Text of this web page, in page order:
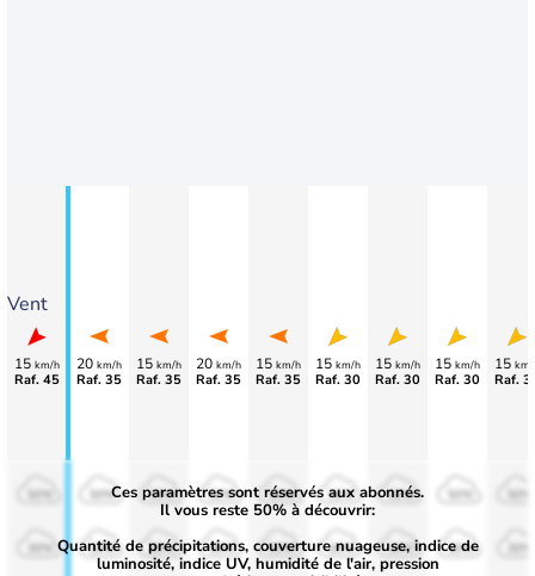
Vent
15 km/h
Raf. 45
20 km/h
Raf. 35
15 km/h
Raf. 35
20 km/h
Raf. 35
15 km/h
Raf. 35
15 km/h
Raf. 30
15 km/h
Raf. 30
15 km/h
Raf. 30
15
Raf.
50%
30%
50%
30%
50%
30%
50%
30%
50%
30%
50%
30%
50%
30%
Ces paramètres sont réservés aux abonnés.
Il vous reste 50% à découvrir:
Quantité de précipitations, couverture nuageuse, indice de
luminosité, indice UV, humidité de l'air, pression